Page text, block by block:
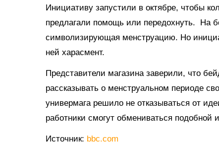
Инициативу запустили в октябре, чтобы
предлагали помощь или передохнуть. На
символизирующая менструацию. Но
ней харасмент.
Представители магазина заверили, что
рассказывать о менструальном периоде
универмага решило не отказываться от
работники смогут обмениваться
Источник: bbc.com